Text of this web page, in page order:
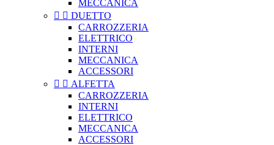
MECCANICA
  DUETTO
CARROZZERIA
ELETTRICO
INTERNI
MECCANICA
ACCESSORI
  ALFETTA
CARROZZERIA
INTERNI
ELETTRICO
MECCANICA
ACCESSORI